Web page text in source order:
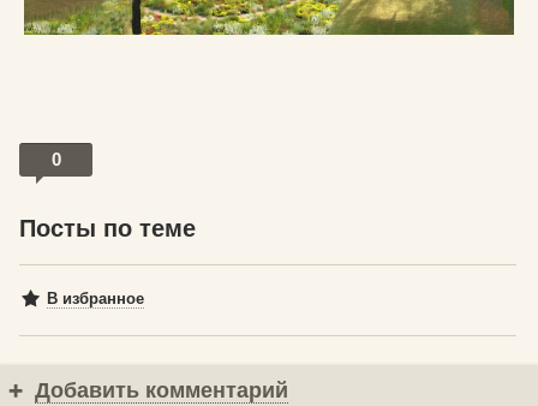
0
Посты по теме
В избранное
Добавить комментарий